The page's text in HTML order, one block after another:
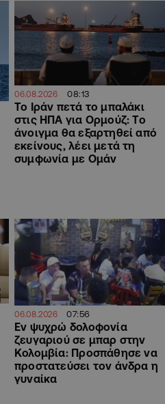
06.08.2026 08:13
Το Ιράν πετά το μπαλάκι
στις ΗΠΑ για Ορμούζ: Το
άνοιγμα θα εξαρτηθεί από
εκείνους, λέει μετά τη
συμφωνία με Ομάν
06.08.2026 07:56
Εν ψυχρώ δολοφονία
ζευγαριού σε μπαρ στην
Κολομβία: Προσπάθησε να
προστατεύσει τον άνδρα η
γυναίκα